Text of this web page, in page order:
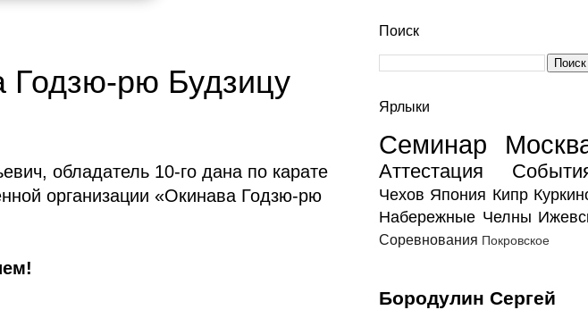
Годзю-рю Будзицу
обладатель 10-го дана по карате
организации «Окинава Годзю-рю
Поиск
Ярлыки
Семинар
Аттестация
Чехов Япония Кипр
Набережные Челны
Соревнования Покровское
Бородулин Сергей